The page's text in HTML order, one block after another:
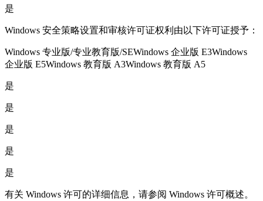
是
Windows 安全策略设置和审核许可证权利由以下许可证授予：
Windows 专业版/专业教育版/SEWindows 企业版 E3Windows
企业版 E5Windows 教育版 A3Windows 教育版 A5
是
是
是
是
是
有关 Windows 许可的详细信息，请参阅 Windows 许可概述。